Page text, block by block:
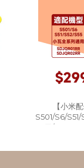
【小米
S501/S6/S51/
用/